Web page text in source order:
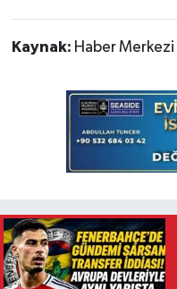
Kaynak: Haber Merkezi